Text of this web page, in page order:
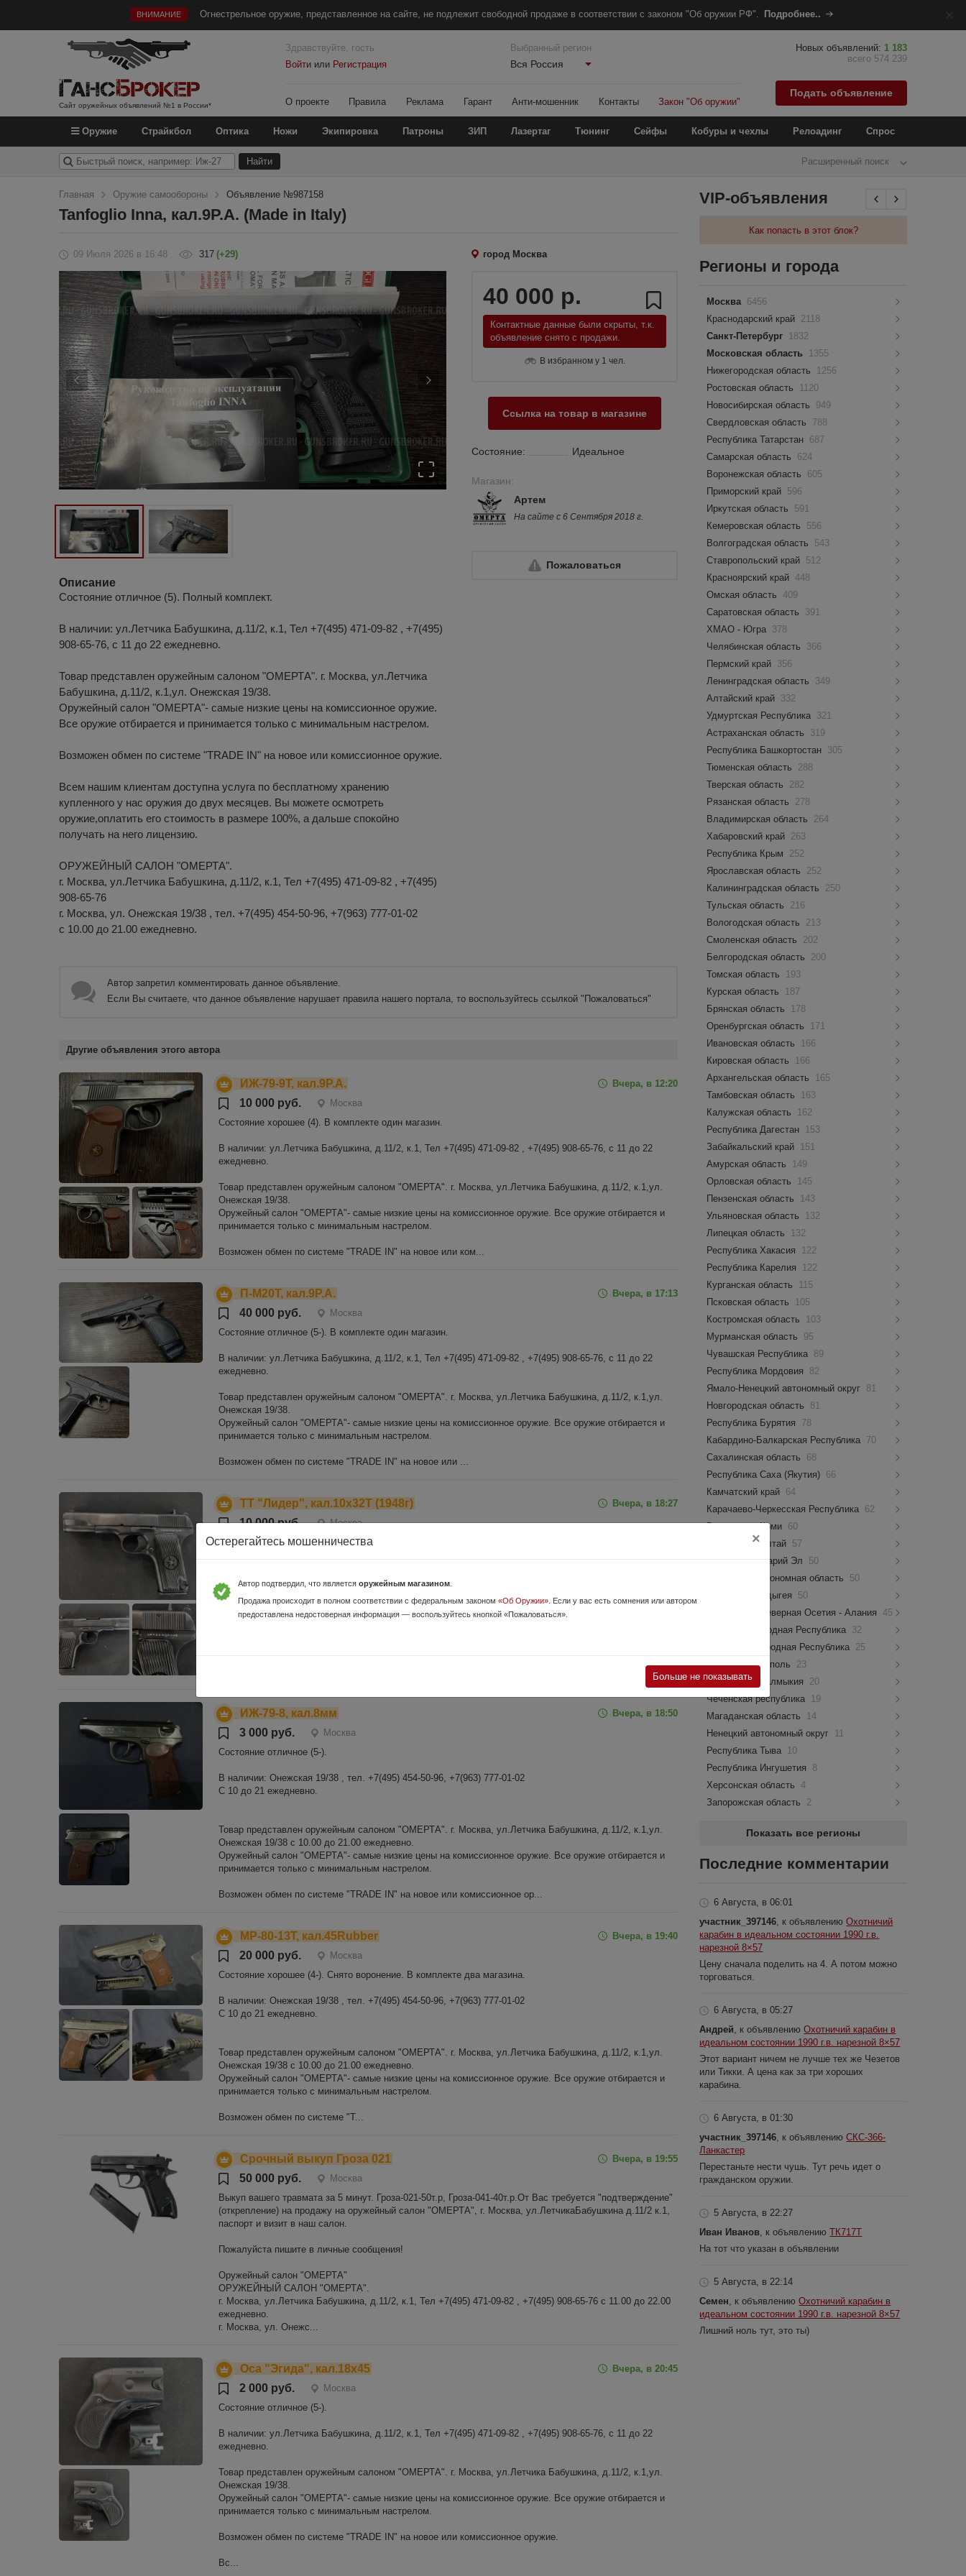
ВНИМАНИЕ Огнестрельное оружие, представленное на сайте, не подлежит свободной продаже в соответствии с законом "Об оружии РФ". Подробнее..
Сайт оружейных объявлений №1 в России*
Здравствуйте, гость
Войтиили Регистрация
Выбранный регион
Вся Россия
О проекте Правила Реклама Гарант Анти-мошенник Контакты Закон "Об оружии"
Новых объявлений: 1 183
всего 574 239
Подать объявление
Оружие Страйкбол Оптика Ножи Экипировка Патроны ЗИП Лазертаг Тюнинг Сейфы Кобуры и чехлы Релоадинг Спрос
Расширенный поиск
Главная Оружие самообороны Объявление №987158
Tanfoglio Inna, кал.9Р.А. (Made in Italy)
09 Июля 2026 в 16:48 317 (+29) город Москва
Описание
Состояние отличное (5). Полный комплект.
В наличии: ул.Летчика Бабушкина, д.11/2, к.1, Тел +7(495) 471-09-82 , +7(495)
908-65-76, с 11 до 22 ежедневно.
Товар представлен оружейным салоном "ОМЕРТА". г. Москва, ул.Летчика
Бабушкина, д.11/2, к.1,ул. Онежская 19/38.
Оружейный салон "ОМЕРТА"- самые низкие цены на комиссионное оружие.
Все оружие отбирается и принимается только с минимальным настрелом.
Возможен обмен по системе "TRADE IN" на новое или комиссионное оружие.
Всем нашим клиентам доступна услуга по бесплатному хранению
купленного у нас оружия до двух месяцев. Вы можете осмотреть
оружие,оплатить его стоимость в размере 100%, а дальше спокойно
получать на него лицензию.
ОРУЖЕЙНЫЙ САЛОН "ОМЕРТА".
г. Москва, ул.Летчика Бабушкина, д.11/2, к.1, Тел +7(495) 471-09-82 , +7(495)
908-65-76
г. Москва, ул. Онежская 19/38 , тел. +7(495) 454-50-96, +7(963) 777-01-02
с 10.00 до 21.00 ежедневно.
40 000 р.
Контактные данные были скрыты, т.к.
объявление снято с продажи.
В избранном у 1 чел.
Ссылка на товар в магазине
Состояние: Идеальное
Магазин:
Артем
На сайте с 6 Сентября 2018 г.
Пожаловаться
Автор запретил комментировать данное объявление.
Если Вы считаете, что данное объявление нарушает правила нашего портала, то воспользуйтесь ссылкой "Пожаловаться"
Другие объявления этого автора
ИЖ-79-9Т, кал.9Р.А. Вчера, в 12:20
10 000 руб.
Москва
Состояние хорошее (4). В комплекте один магазин.
В наличии: ул.Летчика Бабушкина, д.11/2, к.1, Тел +7(495) 471-09-82 , +7(495) 908-65-76, с 11 до 22
ежедневно.
Товар представлен оружейным салоном "ОМЕРТА". г. Москва, ул.Летчика Бабушкина, д.11/2, к.1,ул.
Онежская 19/38.
Оружейный салон "ОМЕРТА"- самые низкие цены на комиссионное оружие. Все оружие отбирается и
принимается только с минимальным настрелом.
Возможен обмен по системе "TRADE IN" на новое или ком...
П-М20Т, кал.9Р.А. Вчера, в 17:13
40 000 руб.
Москва
Состояние отличное (5-). В комплекте один магазин.
В наличии: ул.Летчика Бабушкина, д.11/2, к.1, Тел +7(495) 471-09-82 , +7(495) 908-65-76, с 11 до 22
ежедневно.
Товар представлен оружейным салоном "ОМЕРТА". г. Москва, ул.Летчика Бабушкина, д.11/2, к.1,ул.
Онежская 19/38.
Оружейный салон "ОМЕРТА"- самые низкие цены на комиссионное оружие. Все оружие отбирается и
принимается только с минимальным настрелом.
Возможен обмен по системе "TRADE IN" на новое или ...
ТТ "Лидер", кал.10х32Т (1948г) Вчера, в 18:27
10 000 руб.
Москва
Состояние отличное (5). В комплекте один магазин.
ежедневно.
Товар представлен оружейным салоном "ОМЕРТА". г. Москва, ул.Летчика Бабушкина, д.11/2, к.1,ул.
Онежская 19/38.
ИЖ-79-8, кал.8мм Вчера, в 18:50
3 000 руб.
Москва
Состояние отличное (5-).
В наличии: Онежская 19/38 , тел. +7(495) 454-50-96, +7(963) 777-01-02
С 10 до 21 ежедневно.
Товар представлен оружейным салоном "ОМЕРТА". г. Москва, ул.Летчика Бабушкина, д.11/2, к.1,ул.
Онежская 19/38 с 10.00 до 21.00 ежедневно.
Оружейный салон "ОМЕРТА"- самые низкие цены на комиссионное оружие. Все оружие отбирается и
принимается только с минимальным настрелом.
Возможен обмен по системе "TRADE IN" на новое или комиссионное ор...
МР-80-13Т, кал.45Rubber Вчера, в 19:40
20 000 руб.
Москва
Состояние хорошее (4-). Снято воронение. В комплекте два магазина.
В наличии: Онежская 19/38 , тел. +7(495) 454-50-96, +7(963) 777-01-02
С 10 до 21 ежедневно.
Товар представлен оружейным салоном "ОМЕРТА". г. Москва, ул.Летчика Бабушкина, д.11/2, к.1,ул.
Онежская 19/38 с 10.00 до 21.00 ежедневно.
Оружейный салон "ОМЕРТА"- самые низкие цены на комиссионное оружие. Все оружие отбирается и
принимается только с минимальным настрелом.
Возможен обмен по системе "T...
Срочный выкуп Гроза 021 Вчера, в 19:55
50 000 руб.
Москва
Выкуп вашего травмата за 5 минут. Гроза-021-50т.р, Гроза-041-40т.р.От Вас требуется "подтверждение"
(открепление) на продажу на оружейный салон "ОМЕРТА", г. Москва, ул.ЛетчикаБабушкина д.11/2 к.1,
паспорт и визит в наш салон.
Пожалуйста пишите в личные сообщения!
Оружейный салон "ОМЕРТА"
ОРУЖЕЙНЫЙ САЛОН "ОМЕРТА".
г. Москва, ул.Летчика Бабушкина, д.11/2, к.1, Тел +7(495) 471-09-82 , +7(495) 908-65-76 с 11.00 до 22.00
ежедневно.
г. Москва, ул. Онежс...
Оса "Эгида", кал.18х45 Вчера, в 20:45
2 000 руб.
Москва
Состояние отличное (5-).
В наличии: ул.Летчика Бабушкина, д.11/2, к.1, Тел +7(495) 471-09-82 , +7(495) 908-65-76, с 11 до 22
ежедневно.
Товар представлен оружейным салоном "ОМЕРТА". г. Москва, ул.Летчика Бабушкина, д.11/2, к.1,ул.
Онежская 19/38.
Оружейный салон "ОМЕРТА"- самые низкие цены на комиссионное оружие. Все оружие отбирается и
принимается только с минимальным настрелом.
Возможен обмен по системе "TRADE IN" на новое или комиссионное оружие.
Вс...
Остерегайтесь мошенничества ×
Автор подтвердил, что является оружейным магазином
Продажа происходит в полном соответствии с федеральным законом «Об Оружии» . Если у вас есть сомнения или автором
предоставлена недостоверная информация — воспользуйтесь кнопкой «Пожаловаться».
Больше не показывать
VIP-объявления
Как попасть в этот блок?
Регионы и города
Москва 6456
Краснодарский край 2118
Санкт-Петербург 1832
Московская область 1355
Нижегородская область
1256
Ростовская область
1120
Новосибирская область
949
Свердловская область
788
Республика Татарстан 687
Самарская область
624
Воронежская область
605
Приморский край 596
Иркутская область
591
Кемеровская область
556
Волгоградская область
543
Ставропольский край 512
Красноярский край 448
Омская область
409
Саратовская область
391
ХМАО - Югра 378
Челябинская область
366
Пермский край 356
Ленинградская область
349
Алтайский край 332
Удмуртская Республика 321
Астраханская область
319
Республика Башкортостан 305
Тюменская область
288
Тверская область
282
Рязанская область
278
Владимирская область
264
Хабаровский край 263
Республика Крым
252
Ярославская область
252
Калининградская область
250
Тульская область
216
Вологодская область
213
Смоленская область
202
Белгородская область
200
Томская область
193
Курская область
187
Брянская область
178
Оренбургская область
171
Ивановская область
166
Кировская область
166
Архангельская область
165
Тамбовская область
163
Калужская область
162
Республика Дагестан 153
Забайкальский край 151
Амурская область
149
Орловская область
145
Пензенская область
143
Ульяновская область
132
Липецкая область
132
Республика Хакасия
122
Республика Карелия
122
Курганская область
115
Псковская область
105
Костромская область
103
Мурманская область
95
Чувашская Республика 89
Республика Мордовия
82
Ямало-Ненецкий автономный округ 81
Новгородская область
81
Республика Бурятия
78
Кабардино-Балкарская Республика 70
Сахалинская область
68
Республика Саха (Якутия) 66
Камчатский край 64
Карачаево-Черкесская Республика 62
Республика Коми 60
Республика Алтай 57
Республика Марий Эл
50
Еврейская автономная область
50
Республика Адыгея
50
Республика Северная Осетия - Алания
45
Донецкая Народная Республика 32
Луганская Народная Республика 25
город Севастополь
23
Республика Калмыкия
20
Чеченская республика 19
Магаданская область
14
Ненецкий автономный округ 11
Республика Тыва 10
Республика Ингушетия
8
Херсонская область
4
Запорожская область
2
Показать все регионы
Последние комментарии
6 Августа, в 06:01
участник_397146 , к объявлениюОхотничий
карабин в идеальном состоянии 1990 г.в.
нарезной 8×57
Цену сначала поделить на 4. А потом можно
торговаться.
6 Августа, в 05:27
Андрей , к объявлениюОхотничий карабин в
идеальном состоянии 1990 г.в. нарезной 8×57
Этот вариант ничем не лучше тех же Чезетов
или Тикки. А цена как за три хороших
карабина.
6 Августа, в 01:30
участник_397146 , к объявлениюСКС-366-
Ланкастер
Перестаньте нести чушь. Тут речь идет о
гражданском оружии.
5 Августа, в 22:27
Иван Иванов , к объявлениюТК717Т
На тот что указан в объявлении
5 Августа, в 22:14
Семен , к объявлениюОхотничий карабин в
идеальном состоянии 1990 г.в. нарезной 8×57
Лишний ноль тут, это ты)